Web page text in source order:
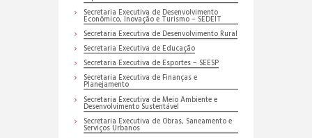
Secretaria Executiva de Desenvolvimento
Econômico, Inovação e Turismo – SEDEIT
Secretaria Executiva de Desenvolvimento Rural
Secretaria Executiva de Educação
Secretaria Executiva de Esportes – SEESP
Secretaria Executiva de Finanças e
Planejamento
Secretaria Executiva de Meio Ambiente e
Desenvolvimento Sustentável
Secretaria Executiva de Obras, Saneamento e
Serviços Urbanos